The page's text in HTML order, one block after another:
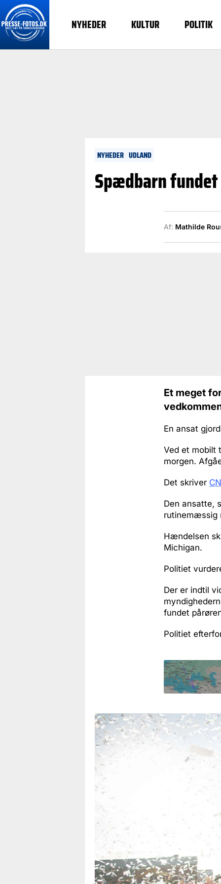
NYHEDER KULTUR POLITIK
NYHEDER UDLAND
Spædbarn
Af: Mathilde
Et meget
En ansat
Ved et mobilt
morgen.
Det skriver
Den ansatte,
rutinemæssig
Hændelsen
Michigan.
Politiet
Der er indtil
fundet
Politiet